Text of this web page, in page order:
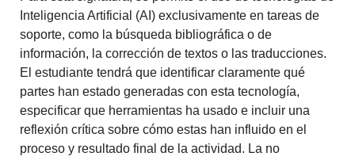
Inteligencia Artificial (AI) exclusivamente en tareas de
soporte, como la búsqueda bibliográfica o de
información, la corrección de textos o las traducciones.
El estudiante tendrá que identificar claramente qué
partes han estado generadas con esta tecnología,
especificar que herramientas ha usado e incluir una
reflexión crítica sobre cómo estas han influido en el
proceso y resultado final de la actividad. La no